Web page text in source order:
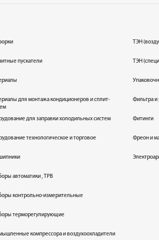
пускатели
для монтажа кондиционеров и сплит-
для заправки холодильных систем
технологическое и торговое
автоматики , ТРВ
контрольно-измерительные
терморегулирующие
компрессора и воздухоохладители
ТЭН
ТЭН
Фильтра и
Фитинги
Фреон и